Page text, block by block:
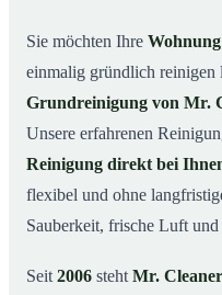
04 So läuft die
05 Wann ist eine
06Grundreinigung in
Jetzt kostenloses
Sie möchten Ihre
einmalig gründlich reinigen
Grundreinigung von Mr.
Unsere erfahrenen
Reinigung direkt bei
flexibel und ohne
Sauberkeit, frische Luft
Seit 2006 steht Mr. Cleaner